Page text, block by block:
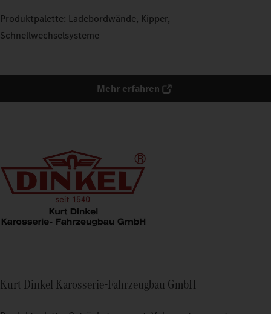
Produktpalette: Ladebordwände, Kipper,
Schnellwechselsysteme
Mehr erfahren
Kurt Dinkel Karosserie-Fahrzeugbau GmbH